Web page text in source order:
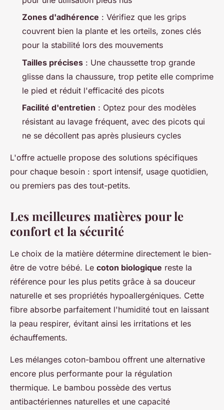
Zones d'adhérence : Vérifiez que les grips
couvrent bien la plante et les orteils, zones clés
pour la stabilité lors des mouvements
Tailles précises : Une chaussette trop grande
glisse dans la chaussure, trop petite elle comprime
le pied et réduit l'efficacité des picots
Facilité d'entretien : Optez pour des modèles
résistant au lavage fréquent, avec des picots qui
ne se décollent pas après plusieurs cycles
L'offre actuelle propose des solutions spécifiques
pour chaque besoin : sport intensif, usage quotidien,
ou premiers pas des tout-petits.
Les meilleures matières pour le
confort et la sécurité
Le choix de la matière détermine directement le bien-
être de votre bébé. Le coton biologique reste la
référence pour les plus petits grâce à sa douceur
naturelle et ses propriétés hypoallergéniques. Cette
fibre absorbe parfaitement l'humidité tout en laissant
la peau respirer, évitant ainsi les irritations et les
échauffements.
Les mélanges coton-bambou offrent une alternative
encore plus performante pour la régulation
thermique. Le bambou possède des vertus
antibactériennes naturelles et une capacité